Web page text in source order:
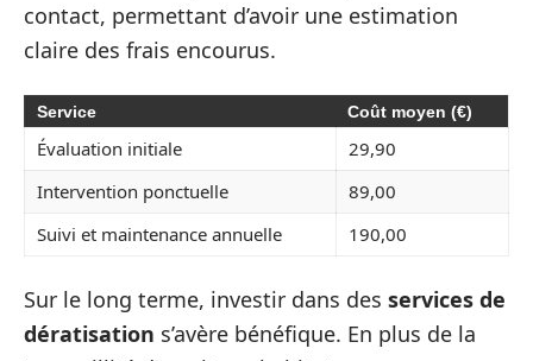
contact, permettant d’avoir une estimation
claire des frais encourus.
Service Coût moyen (€)
Évaluation initiale
29,90
Intervention ponctuelle
89,00
Suivi et maintenance annuelle
190,00
Sur le long terme, investir dans des services de
dératisation s’avère bénéfique. En plus de la